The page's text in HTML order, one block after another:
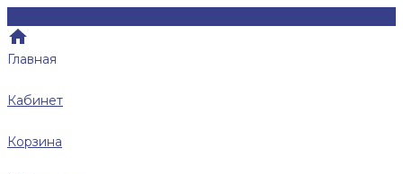
Главная
Кабинет
Корзина